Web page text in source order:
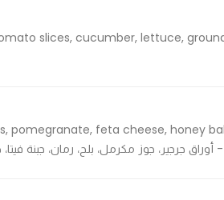
pomegranate, feta cheese, honey